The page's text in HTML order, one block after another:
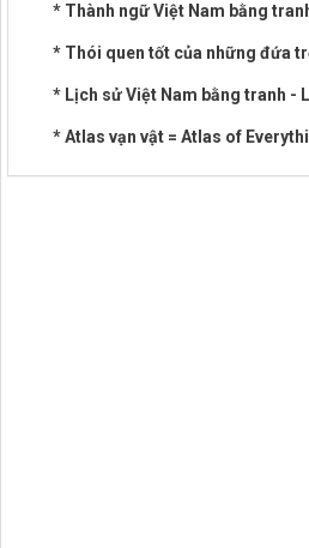
* Thành ngữ Việt Nam bằng
* Thói quen tốt của những đứa
* Lịch sử Việt Nam bằng tranh -
* Atlas vạn vật = Atlas of